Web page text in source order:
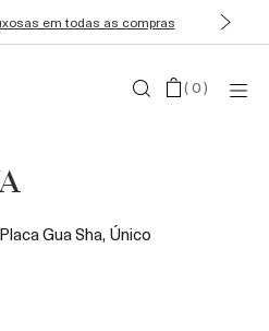
em todas as compras
(0)